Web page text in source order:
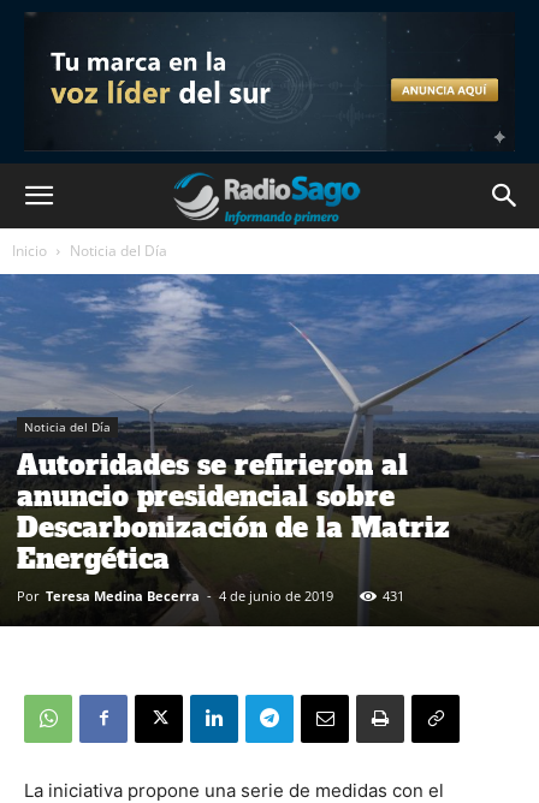
Inicio Noticia del Día
Noticia del Día
Autoridades se refirieron al
anuncio presidencial sobre
Descarbonización de la Matriz
Energética
Por Teresa Medina Becerra - 4 de junio de 2019 431
La iniciativa propone una serie de medidas con el